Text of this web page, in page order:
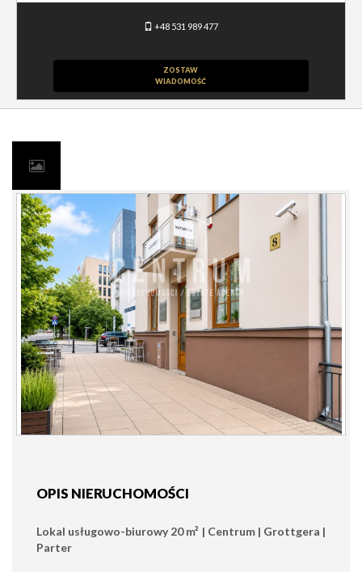
+48 531 989 477
ZOSTAW
WIADOMOŚĆ
OPIS NIERUCHOMOŚCI
Lokal usługowo-biurowy 20 m² | Centrum | Grottgera |
Parter